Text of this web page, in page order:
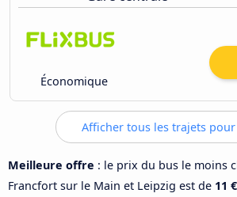
Économique
Afficher tous les trajets
Meilleure offre : le prix du bus le moins
Francfort sur le Main et Leipzig est de 11 €